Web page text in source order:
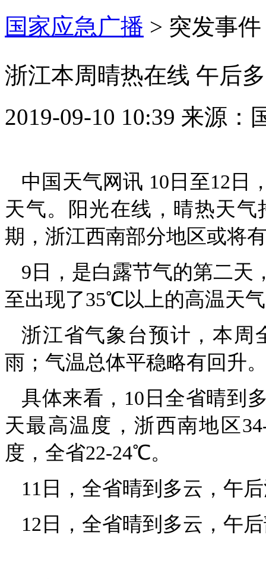
国家应急广播 > 突发事件
浙江本周晴热在线 午后
2019-09-10 10:39 来源：
中国天气网讯 10日至12日
天气。阳光在线，晴热天
期，浙江西南部分地区或将
9日，是白露节气的第二天
至出现了35℃以上的高温天
浙江省气象台预计，本周
雨；气温总体平稳略有回升
具体来看，10日全省晴到
天最高温度，浙西南地区
度，全省22-24℃。
11日，全省晴到多云，午
12日，全省晴到多云，午